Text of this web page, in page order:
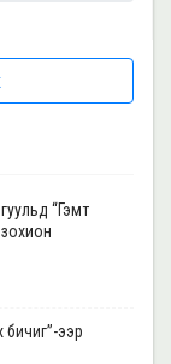
“Гэмт
ээр